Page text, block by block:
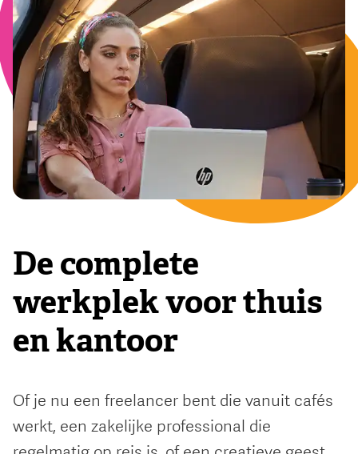
De complete
werkplek voor thuis
en kantoor
Of je nu een freelancer bent die vanuit cafés
werkt, een zakelijke professional die